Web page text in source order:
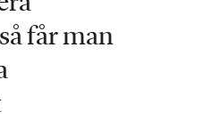
får man